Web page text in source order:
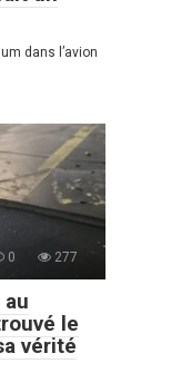
dans l’avion
0 277
le
vérité